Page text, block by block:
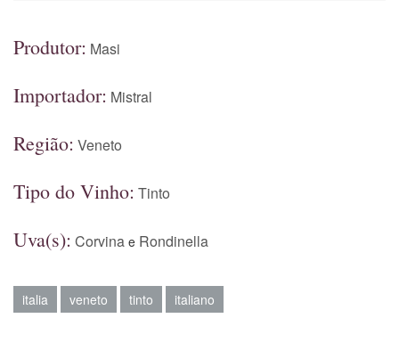
Produtor: Masi
Importador: Mistral
Região: Veneto
Tipo do Vinho: Tinto
Uva(s): Corvina e Rondinella
italia veneto tinto italiano